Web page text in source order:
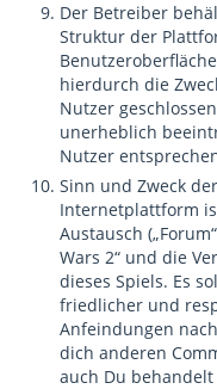
Der Betreiber
Struktur der
hierdurch die
Nutzer
unerheblich
Nutzer
Sinn und Zweck
Internetplattform
Austausch
Wars 2“ und die
dieses Spiels. Es
friedlicher und
Anfeindungen
dich anderen
auch Du